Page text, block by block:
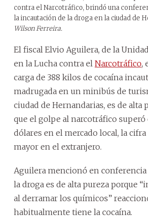
contra el Narcotráfico, brindó una
la incautación de la droga en la ciudad de
Wilson Ferreira.
El fiscal Elvio Aguilera, de la
en la Lucha contra el Narcotráfico,
carga de 388 kilos de cocaína
madrugada en un minibús de
ciudad de Hernandarias, es de alta
que el golpe al narcotráfico
dólares en el mercado local, la
mayor en el extranjero.
Aguilera mencionó en conferencia
la droga es de alta pureza porque
al derramar los químicos”
habitualmente tiene la cocaína.